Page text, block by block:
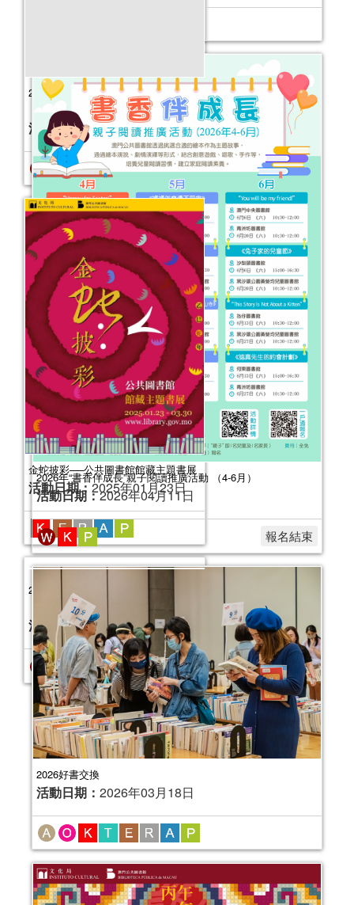
2026年“書香伴成長”親子閱讀推廣活動 （4-6月）
活動日期：2026年04月11日
報名結束
2026好書交換
活動日期： 2026年03月18日
永遠的莎士比亞──公共圖書館館藏圖
書推介（第二季）
活動日期： 2025年04月16日
2025年“書香伴成長”親子閱讀推廣活動
（4-6月）
活動日期：2025年04月05日
報名結束